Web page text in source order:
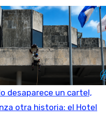
desaparece un cartel,
otra historia: el Hotel